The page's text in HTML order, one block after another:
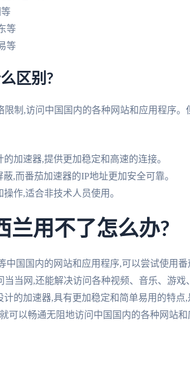
等
等
区别?
制,访问中国国内的各种网站和应用程序。
加速器,提供更加稳定和高速的连接。
,而番茄加速器的IP地址更加安全可靠。
作,适合非技术人员使用。
兰用不了怎么办?
中国国内的网站和应用程序,可以尝试使用
当网,还能解决访问各种视频、音乐、游戏
的加速器,具有更加稳定和简单易用的特点,
可以畅通无阻地访问中国国内的各种网站和